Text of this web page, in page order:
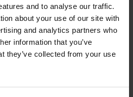
and to analyse our traffic.
about your use of our site with
and analytics partners who
information that you’ve
they’ve collected from your use
ての製品を見る